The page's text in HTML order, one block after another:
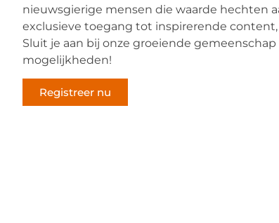
nieuwsgierige mensen die waarde hechten
exclusieve toegang tot inspirerende
Sluit je aan bij onze groeiende
mogelijkheden!
Registreer nu